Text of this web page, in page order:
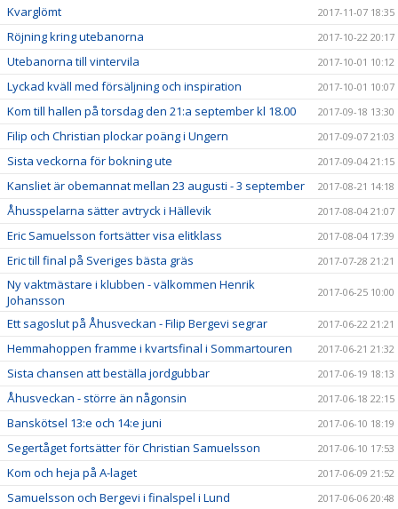
Kvarglömt 2017-11-07 18:35
Röjning kring utebanorna 2017-10-22 20:17
Utebanorna till vintervila 2017-10-01 10:12
Lyckad kväll med försäljning och inspiration 2017-10-01 10:07
Kom till hallen på torsdag den 21:a september kl 18.00 2017-09-18 13:30
Filip och Christian plockar poäng i Ungern 2017-09-07 21:03
Sista veckorna för bokning ute 2017-09-04 21:15
Kansliet är obemannat mellan 23 augusti - 3 september 2017-08-21 14:18
Åhusspelarna sätter avtryck i Hällevik 2017-08-04 21:07
Eric Samuelsson fortsätter visa elitklass 2017-08-04 17:39
Eric till final på Sveriges bästa gräs 2017-07-28 21:21
Ny vaktmästare i klubben - välkommen Henrik
Johansson
2017-06-25 10:00
Ett sagoslut på Åhusveckan - Filip Bergevi segrar 2017-06-22 21:21
Hemmahoppen framme i kvartsfinal i Sommartouren 2017-06-21 21:32
Sista chansen att beställa jordgubbar 2017-06-19 18:13
Åhusveckan - större än någonsin 2017-06-18 22:15
Banskötsel 13:e och 14:e juni 2017-06-10 18:19
Segertåget fortsätter för Christian Samuelsson 2017-06-10 17:53
Kom och heja på A-laget 2017-06-09 21:52
Samuelsson och Bergevi i finalspel i Lund 2017-06-06 20:48